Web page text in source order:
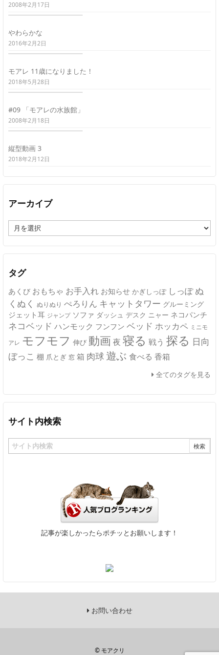
2008年2月17日
やわらかな
2016年2月2日
モアレ 11歳になりました！
2018年5月28日
#09 「モアレの水族館」
2008年2月18日
縦型動画 3
2018年2月12日
アーカイブ
ー
カ
イ
タグ
あくび おもちゃ お手入れ お知らせ かぎしっぽ しっぽ ぬ
くぬく ぬりぬり ぺろりん キャットタワー グルーミング
ジェット耳 ジャンプ ソファ ダッシュ デスク ニャー ネコパンチ
ネコベッド ハンモック フンフン ベッド ホッカペ ミニモ
アレ モフモフ 伸び 動画 夜 寝る 戦う 探る 日向
ぼっこ 棚 爪とぎ 窓 箱 肉球 遊ぶ 食べる 香箱
全てのタグを見る
サイト内検索
記事が楽しかったらポチッとお願いします！
お問い合わせ
© モアクリ